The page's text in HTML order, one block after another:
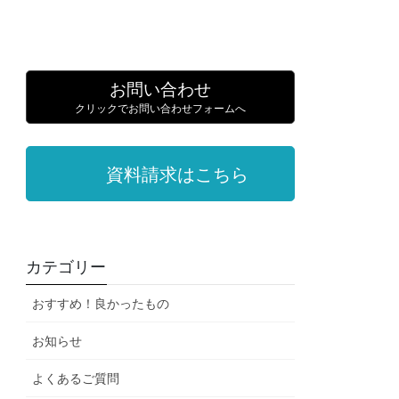
お問い合わせ
クリックでお問い合わせフォームへ
資料請求はこちら
カテゴリー
おすすめ！良かったもの
お知らせ
よくあるご質問